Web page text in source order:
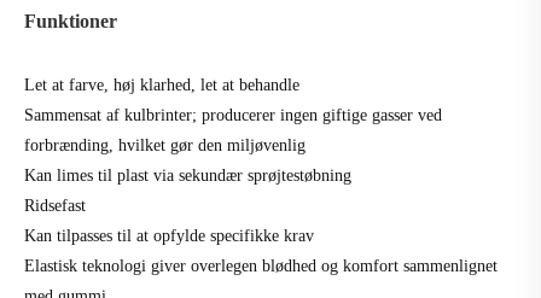
Funktioner
Let at farve, høj klarhed, let at behandle
Sammensat af kulbrinter; producerer ingen giftige gasser ved
forbrænding, hvilket gør den miljøvenlig
Kan limes til plast via sekundær sprøjtestøbning
Ridsefast
Kan tilpasses til at opfylde specifikke krav
Elastisk teknologi giver overlegen blødhed og komfort sammenlignet